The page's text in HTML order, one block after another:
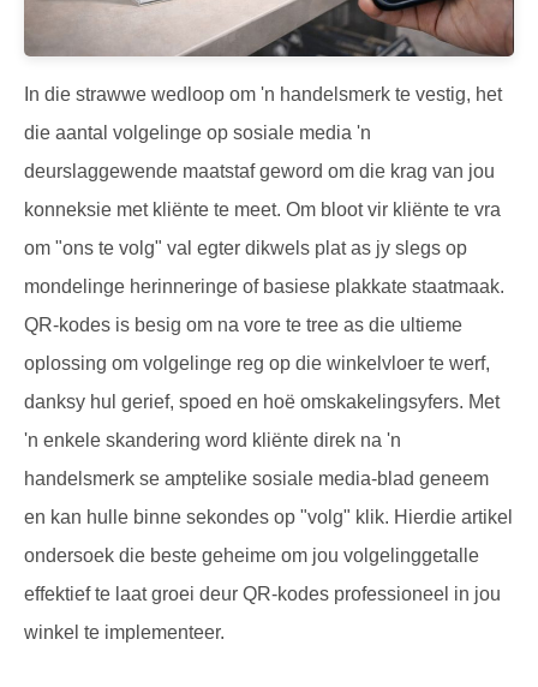
In die strawwe wedloop om 'n handelsmerk te vestig, het
die aantal volgelinge op sosiale media 'n
deurslaggewende maatstaf geword om die krag van jou
konneksie met kliënte te meet. Om bloot vir kliënte te vra
om "ons te volg" val egter dikwels plat as jy slegs op
mondelinge herinneringe of basiese plakkate staatmaak.
QR-kodes is besig om na vore te tree as die ultieme
oplossing om volgelinge reg op die winkelvloer te werf,
danksy hul gerief, spoed en hoë omskakelingsyfers. Met
'n enkele skandering word kliënte direk na 'n
handelsmerk se amptelike sosiale media-blad geneem
en kan hulle binne sekondes op "volg" klik. Hierdie artikel
ondersoek die beste geheime om jou volgelinggetalle
effektief te laat groei deur QR-kodes professioneel in jou
winkel te implementeer.